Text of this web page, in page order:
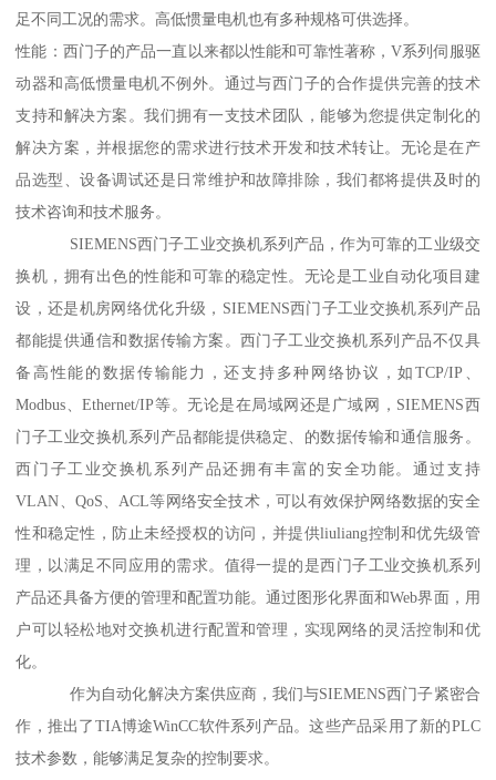
足不同工况的需求。高低惯量电机也有多种规格可供选择。
性能：西门子的产品一直以来都以性能和可靠性著称，V系列伺服驱
动器和高低惯量电机不例外。通过与西门子的合作提供完善的技术
支持和解决方案。我们拥有一支技术团队，能够为您提供定制化的
解决方案，并根据您的需求进行技术开发和技术转让。无论是在产
品选型、设备调试还是日常维护和故障排除，我们都将提供及时的
技术咨询和技术服务。
SIEMENS西门子工业交换机系列产品，作为可靠的工业级交
换机，拥有出色的性能和可靠的稳定性。无论是工业自动化项目建
设，还是机房网络优化升级，SIEMENS西门子工业交换机系列产品
都能提供通信和数据传输方案。西门子工业交换机系列产品不仅具
备高性能的数据传输能力，还支持多种网络协议，如TCP/IP、
Modbus、Ethernet/IP等。无论是在局域网还是广域网，SIEMENS西
门子工业交换机系列产品都能提供稳定、的数据传输和通信服务。
西门子工业交换机系列产品还拥有丰富的安全功能。通过支持
VLAN、QoS、ACL等网络安全技术，可以有效保护网络数据的安全
性和稳定性，防止未经授权的访问，并提供liuliang控制和优先级管
理，以满足不同应用的需求。值得一提的是西门子工业交换机系列
产品还具备方便的管理和配置功能。通过图形化界面和Web界面，用
户可以轻松地对交换机进行配置和管理，实现网络的灵活控制和优
化。
作为自动化解决方案供应商，我们与SIEMENS西门子紧密合
作，推出了TIA博途WinCC软件系列产品。这些产品采用了新的PLC
技术参数，能够满足复杂的控制要求。